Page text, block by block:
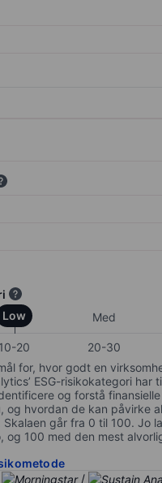
Low Med
10-20 20-30
for, hvor godt en
ESG-risikokategori
og forstå finansielle
og hvordan de kan påvirke
går fra 0 til 100. Jo
og 100 med den mest
/